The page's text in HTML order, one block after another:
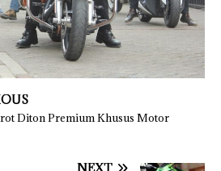
Diton Premium Khusus Motor